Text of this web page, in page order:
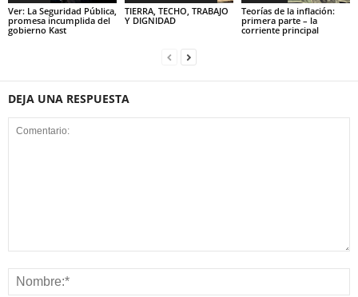
Ver: La Seguridad Pública,
promesa incumplida del
gobierno Kast
TIERRA, TECHO, TRABAJO
Y DIGNIDAD
Teorías de la inflación:
primera parte – la
corriente principal
DEJA UNA RESPUESTA